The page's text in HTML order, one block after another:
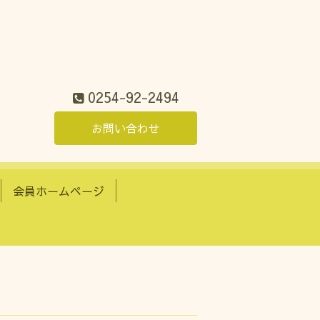
0254-92-2494
お問い合わせ
会員ホームページ